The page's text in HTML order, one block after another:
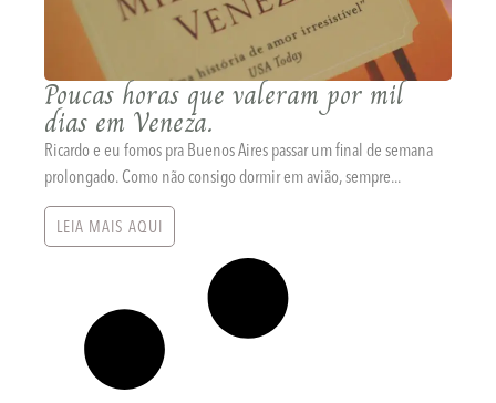
Poucas horas que valeram por mil
dias em Veneza.
Ricardo e eu fomos pra Buenos Aires passar um final de semana
prolongado. Como não consigo dormir em avião, sempre...
LEIA MAIS AQUI